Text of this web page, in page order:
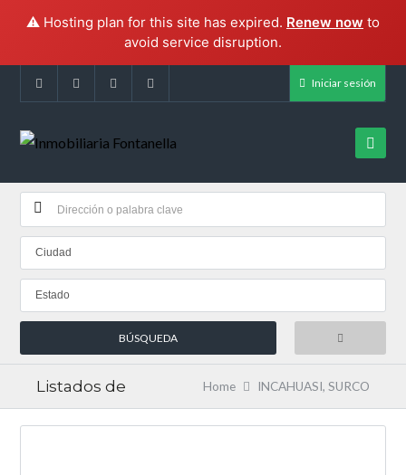
⚠️ Hosting plan for this site has expired. Renew now to
avoid service disruption.
Iniciar sesión
Ciudad
Estado
Listados de Home INCAHUASI, SURCO